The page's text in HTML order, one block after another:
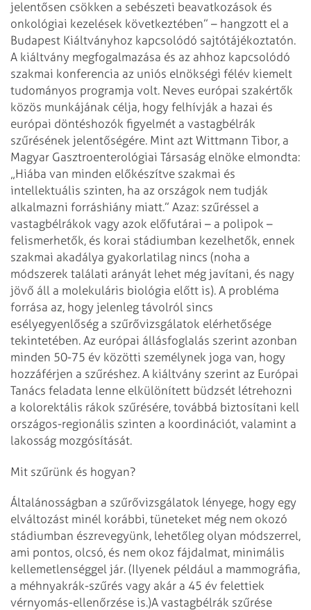
jelentősen csökken a sebészeti beavatkozások és
onkológiai kezelések következtében” – hangzott el a
Budapest Kiáltványhoz kapcsolódó sajtótájékoztatón.
A kiáltvány megfogalmazása és az ahhoz kapcsolódó
szakmai konferencia az uniós elnökségi félév kiemelt
tudományos programja volt. Neves európai szakértők
közös munkájának célja, hogy felhívják a hazai és
európai döntéshozók figyelmét a vastagbélrák
szűrésének jelentőségére. Mint azt Wittmann Tibor, a
Magyar Gasztroenterológiai Társaság elnöke elmondta:
„Hiába van minden előkészítve szakmai és
intellektuális szinten, ha az országok nem tudják
alkalmazni forráshiány miatt.” Azaz: szűréssel a
vastagbélrákok vagy azok előfutárai – a polipok –
felismerhetők, és korai stádiumban kezelhetők, ennek
szakmai akadálya gyakorlatilag nincs (noha a
módszerek találati arányát lehet még javítani, és nagy
jövő áll a molekuláris biológia előtt is). A probléma
forrása az, hogy jelenleg távolról sincs
esélyegyenlőség a szűrővizsgálatok elérhetősége
tekintetében. Az európai állásfoglalás szerint azonban
minden 50-75 év közötti személynek joga van, hogy
hozzáférjen a szűréshez. A kiáltvány szerint az Európai
Tanács feladata lenne elkülönített büdzsét létrehozni
a kolorektális rákok szűrésére, továbbá biztosítani kell
országos-regionális szinten a koordinációt, valamint a
lakosság mozgósítását.
Mit szűrünk és hogyan?
Általánosságban a szűrővizsgálatok lényege, hogy egy
elváltozást minél korábbi, tüneteket még nem okozó
stádiumban észrevegyünk, lehetőleg olyan módszerrel,
ami pontos, olcsó, és nem okoz fájdalmat, minimális
kellemetlenséggel jár. (Ilyenek például a mammográfia,
a méhnyakrák-szűrés vagy akár a 45 év felettiek
vérnyomás-ellenőrzése is.)A vastagbélrák szűrése